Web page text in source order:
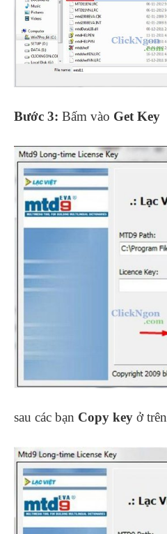
Bước 3: Bấm vào Get Key
sau các bạn Copy key ở trên